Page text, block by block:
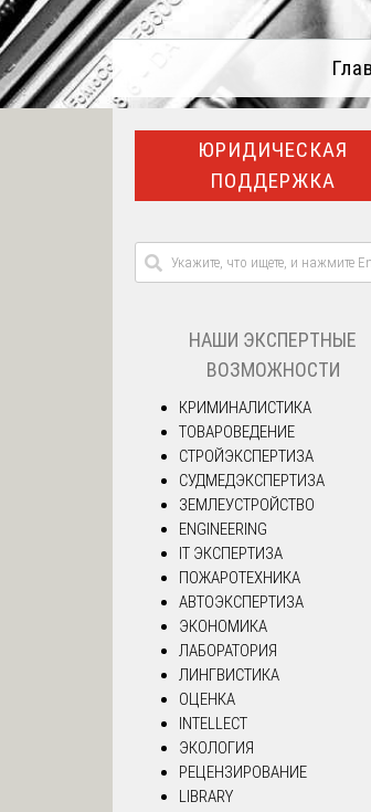
ЮРИДИЧЕСКАЯ
ПОДДЕРЖКА
НАШИ ЭКСПЕРТНЫЕ
ВОЗМОЖНОСТИ
КРИМИНАЛИСТИКА
ТОВАРОВЕДЕНИЕ
СТРОЙЭКСПЕРТИЗА
СУДМЕДЭКСПЕРТИЗА
ЗЕМЛЕУСТРОЙСТВО
ENGINEERING
IT ЭКСПЕРТИЗА
ПОЖАРОТЕХНИКА
АВТОЭКСПЕРТИЗА
ЭКОНОМИКА
ЛАБОРАТОРИЯ
ЛИНГВИСТИКА
ОЦЕНКА
INTELLECT
ЭКОЛОГИЯ
РЕЦЕНЗИРОВАНИЕ
LIBRARY